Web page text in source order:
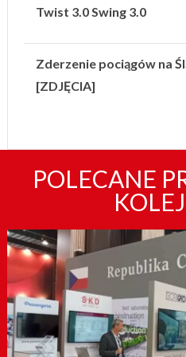
Twist 3.0 Swing 3.0
Zderzenie pociągów na
[ZDJĘCIA]
POLECANE